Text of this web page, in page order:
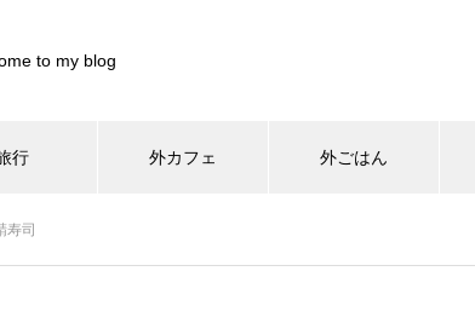
to my blog
行 外カフェ 外ごはん
xs899844/pocharinikki.com/public_html/wp-
寿司